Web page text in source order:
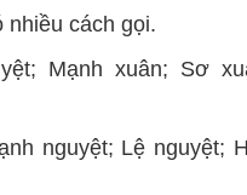
nhiều cách gọi.
Mạnh xuân; Sơ
nguyệt; Lệ nguyệt;